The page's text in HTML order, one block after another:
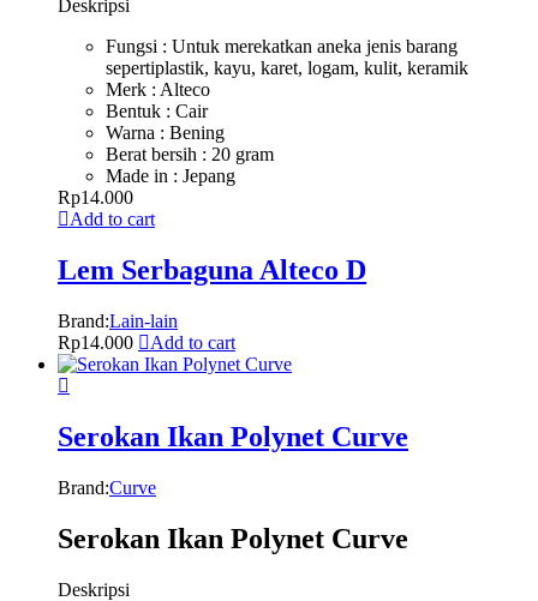
Deskripsi
Fungsi : Untuk merekatkan aneka jenis barang
sepertiplastik, kayu, karet, logam, kulit, keramik
Merk : Alteco
Bentuk : Cair
Warna : Bening
Berat bersih : 20 gram
Made in : Jepang
Rp14.000
Add to cart
Lem Serbaguna Alteco D
Brand:Lain-lain
Rp14.000 Add to cart
Serokan Ikan Polynet Curve
Brand:Curve
Serokan Ikan Polynet Curve
Deskripsi